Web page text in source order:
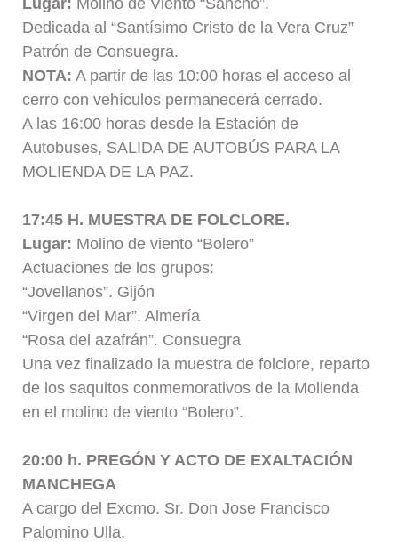
Dedicada al “Santísimo Cristo de la Vera Cruz”
Patrón de Consuegra.
NOTA: A partir de las 10:00 horas el acceso al
cerro con vehículos permanecerá cerrado.
A las 16:00 horas desde la Estación de
Autobuses, SALIDA DE AUTOBÚS PARA LA
MOLIENDA DE LA PAZ.
17:45 H. MUESTRA DE FOLCLORE.
Lugar: Molino de viento “Bolero”
Actuaciones de los grupos:
“Jovellanos”. Gijón
“Virgen del Mar”. Almería
“Rosa del azafrán”. Consuegra
Una vez finalizado la muestra de folclore, reparto
de los saquitos conmemorativos de la Molienda
en el molino de viento “Bolero”.
20:00 h. PREGÓN Y ACTO DE EXALTACIÓN
MANCHEGA
A cargo del Excmo. Sr. Don Jose Francisco
Palomino Ulla.